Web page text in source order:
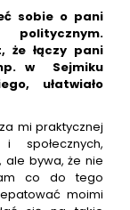
sobie o pani
że łączy pani
w Sejmiku
ułatwiało
mi praktycznej
ale bywa, że nie
co do tego
moimi